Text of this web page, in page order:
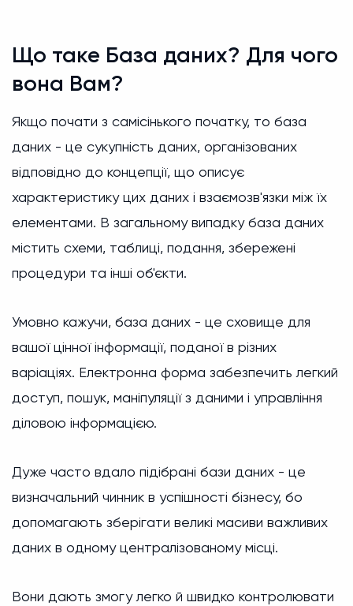
Що таке База даних? Для чого
вона Вам?
Якщо почати з самісінького початку, то база
даних - це сукупність даних, організованих
відповідно до концепції, що описує
характеристику цих даних і взаємозв'язки між їх
елементами. В загальному випадку база даних
містить схеми, таблиці, подання, збережені
процедури та інші об'єкти.
Умовно кажучи, база даних - це сховище для
вашої цінної інформації, поданої в різних
варіаціях. Електронна форма забезпечить легкий
доступ, пошук, маніпуляції з даними і управління
діловою інформацією.
Дуже часто вдало підібрані бази даних - це
визначальний чинник в успішності бізнесу, бо
допомагають зберігати великі масиви важливих
даних в одному централізованому місці.
Вони дають змогу легко й швидко контролювати